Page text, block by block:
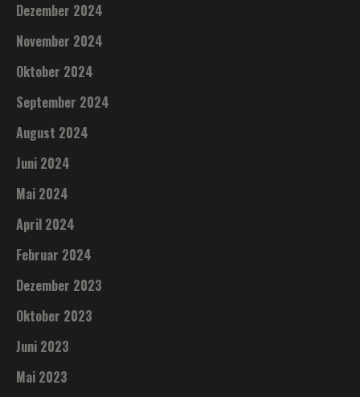
Dezember 2024
November 2024
Oktober 2024
September 2024
August 2024
Juni 2024
Mai 2024
April 2024
Februar 2024
Dezember 2023
Oktober 2023
Juni 2023
Mai 2023